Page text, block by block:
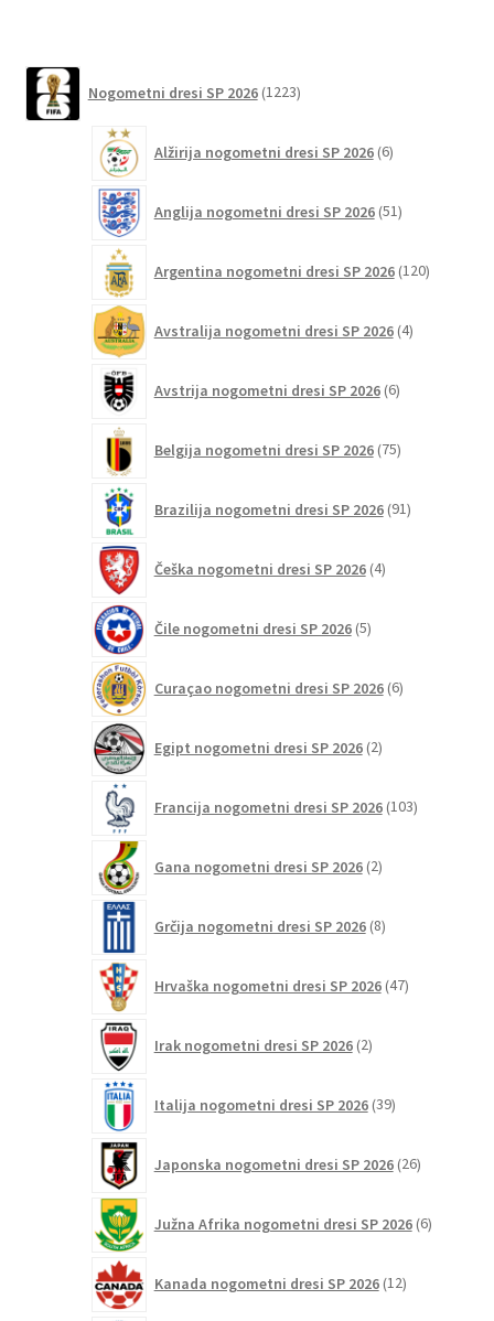
izberete
strani
Nogometni dresi SP 2026 1223izdelkov
Alžirija nogometni dresi SP 2026 6izdelkov
Anglija nogometni dresi SP 2026 51izdelkov
Argentina nogometni dresi SP 2026 120izdelkov
Avstralija nogometni dresi SP 2026 4izdelki
Avstrija nogometni dresi SP 2026 6izdelkov
Belgija nogometni dresi SP 2026 75izdelkov
Brazilija nogometni dresi SP 2026 91izdelkov
Češka nogometni dresi SP 2026 4izdelki
Čile nogometni dresi SP 2026 5izdelkov
Curaçao nogometni dresi SP 2026 6izdelkov
Egipt nogometni dresi SP 2026 2izdelka
Francija nogometni dresi SP 2026 103izdelki
Gana nogometni dresi SP 2026 2izdelka
Grčija nogometni dresi SP 2026 8izdelkov
Hrvaška nogometni dresi SP 2026 47izdelkov
Irak nogometni dresi SP 2026 2izdelka
Italija nogometni dresi SP 2026 39izdelkov
Japonska nogometni dresi SP 2026 26izdelkov
Južna Afrika nogometni dresi SP 2026 6izdelkov
Kanada nogometni dresi SP 2026 12izdelkov